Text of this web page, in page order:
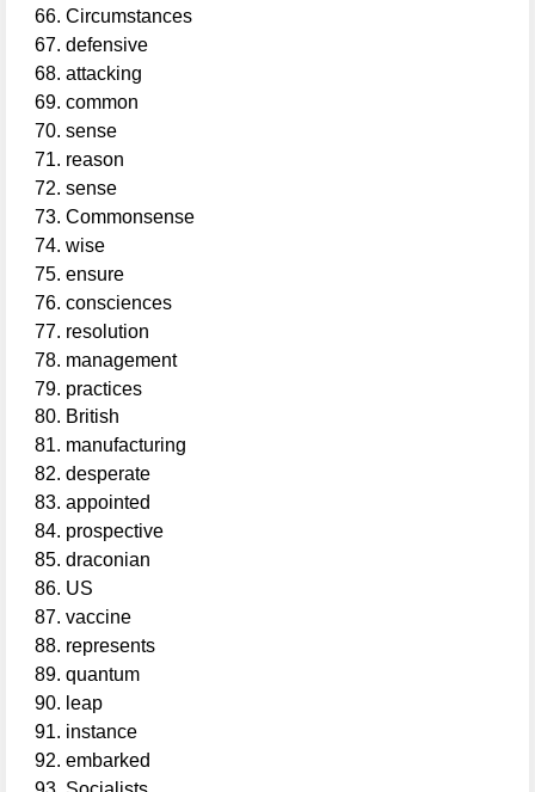
Circumstances
defensive
attacking
common
sense
reason
sense
Commonsense
wise
ensure
consciences
resolution
management
practices
British
manufacturing
desperate
appointed
prospective
draconian
US
vaccine
represents
quantum
leap
instance
embarked